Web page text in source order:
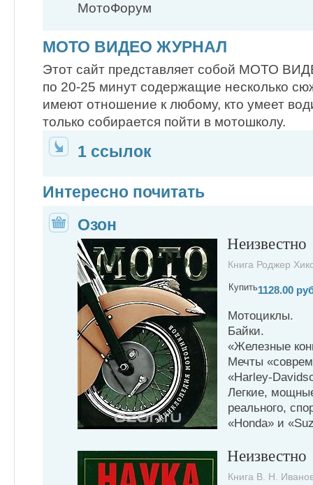
МотоФорум
МОТО ВИДЕО ЖУРНАЛ
Этот сайт представляет собой МОТО
по 20-25 минут содержащие несколько
имеют отношение к любому, кто умеет
только собирается пойти в мотошколу.
1 ссылок
Интересно почитать
Озон
Неизвестно
Книга Роджер
Купить1128.00
Мотоциклы.
Байки.
«Железные
Мечты
«Harley-
Легкие,
реального,
«Honda» и
Неизвестно
Книга В. Н.